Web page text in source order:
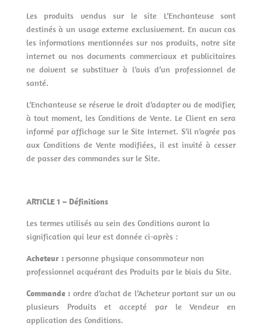
Les produits vendus sur le site L’Enchanteuse sont
destinés à un usage externe exclusivement. En aucun cas
les informations mentionnées sur nos produits, notre site
internet ou nos documents commerciaux et publicitaires
ne doivent se substituer à l’avis d’un professionnel de
santé.
L’Enchanteuse se réserve le droit d’adapter ou de modifier,
à tout moment, les Conditions de Vente. Le Client en sera
informé par affichage sur le Site Internet. S’il n’agrée pas
aux Conditions de Vente modifiées, il est invité à cesser
de passer des commandes sur le Site.
ARTICLE 1 – Définitions
Les termes utilisés au sein des Conditions auront la
signification qui leur est donnée ci-après :
Acheteur :personne physique consommateur non
professionnel acquérant des Produits par le biais du Site.
Commande : ordre d’achat de l’Acheteur portant sur un ou
plusieurs Produits et accepté par le Vendeur en
application des Conditions.